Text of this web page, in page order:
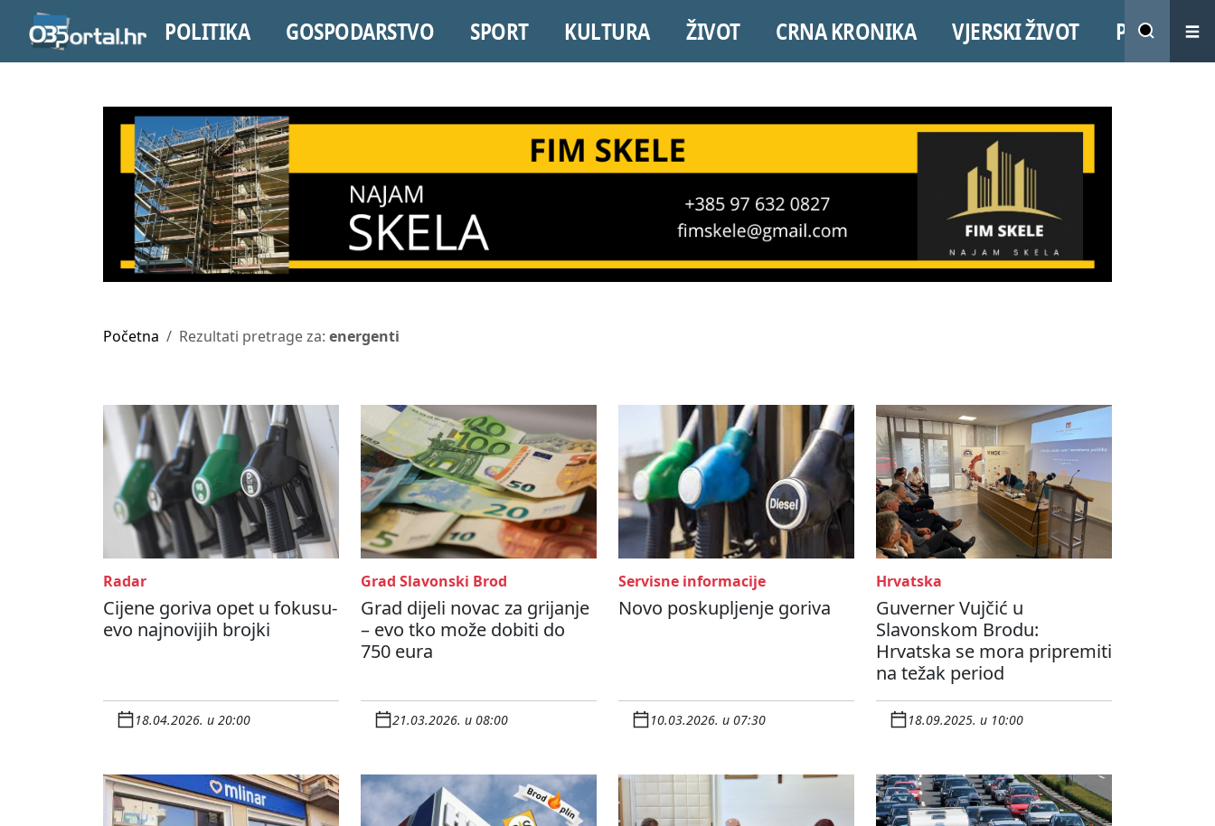
POLITIKA GOSPODARSTVO SPORT KULTURA ŽIVOT CRNA KRONIKA VJERSKI ŽIVOT PROMO
Početna Rezultati pretrage za: energenti
Radar
Cijene goriva opet u fokusu-
evo najnovijih brojki
18.04.2026. u 20:00
Grad Slavonski Brod
Grad dijeli novac za grijanje
– evo tko može dobiti do
750 eura
21.03.2026. u 08:00
Servisne informacije
Novo poskupljenje goriva
10.03.2026. u 07:30
Hrvatska
Guverner Vujčić u
Slavonskom Brodu:
Hrvatska se mora pripremiti
na težak period
18.09.2025. u 10:00